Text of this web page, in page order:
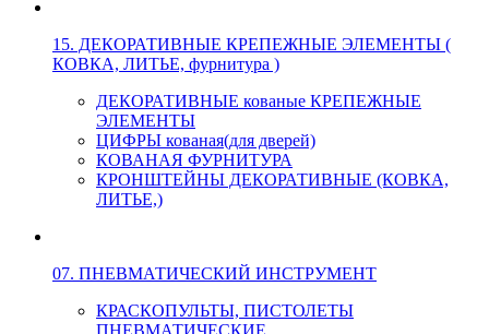
15. ДЕКОРАТИВНЫЕ КРЕПЕЖНЫЕ ЭЛЕМЕНТЫ (
КОВКА, ЛИТЬЕ, фурнитура )
ДЕКОРАТИВНЫЕ кованые КРЕПЕЖНЫЕ
ЭЛЕМЕНТЫ
ЦИФРЫ кованая(для дверей)
КОВАНАЯ ФУРНИТУРА
КРОНШТЕЙНЫ ДЕКОРАТИВНЫЕ (КОВКА,
ЛИТЬЕ,)
07. ПНЕВМАТИЧЕСКИЙ ИНСТРУМЕНТ
КРАСКОПУЛЬТЫ, ПИСТОЛЕТЫ
ПНЕВМАТИЧЕСКИЕ